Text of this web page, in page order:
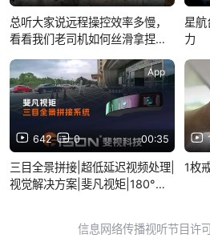
总听大家说远程操控效率多慢，
看看我们老司机如何丝滑拿捏
星
力
642 0 00:35
App
三目全景拼接|超低延迟视频处理|
视觉解决方案|斐凡视矩|180°广
1枚
信息网络传播视听节目许